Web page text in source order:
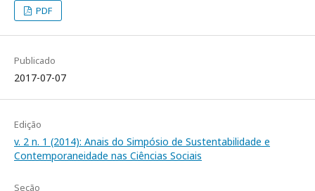
PDF
Publicado
2017-07-07
Edição
v. 2 n. 1 (2014): Anais do Simpósio de Sustentabilidade e
Contemporaneidade nas Ciências Sociais
Seção